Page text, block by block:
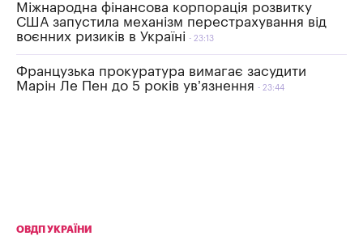
Міжнародна фінансова корпорація розвитку
США запустила механізм перестрахування від
воєнних ризиків в Україні
23:13
Французька прокуратура вимагає засудити
Марін Ле Пен до 5 років ув’язнення
23:44
ОВДП УКРАЇНИ